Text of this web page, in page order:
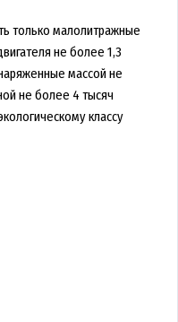
только малолитражные
не более 1,3
массой не
не более 4 тысяч
классу